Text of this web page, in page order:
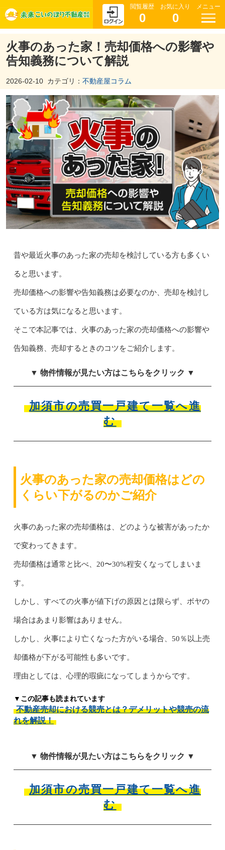
閲覧履歴
0
お気に入り
0
メニュー
火事のあった家！売却価格への影響や
告知義務について解説
2026-02-10 カテゴリ： 不動産屋コラム
昔や最近火事のあった家の売却を検討している方も多くい
ると思います。
売却価格への影響や告知義務は必要なのか、売却を検討し
ている方は気になると思います。
そこで本記事では、火事のあった家の売却価格への影響や
告知義務、売却するときのコツをご紹介します。
▼ 物件情報が見たい方はこちらをクリック ▼
加須市の売買一戸建て一覧へ進
む
火事のあった家の売却価格はどの
くらい下がるのかご紹介
火事のあった家の売却価格は、どのような被害があったか
で変わってきます。
売却価格は通常と比べ、20〜30%程安くなってしまいま
す。
しかし、すべての火事が値下げの原因とは限らず、ボヤの
場合はあまり影響はありません。
しかし、火事により亡くなった方がいる場合、50％以上売
却価格が下がる可能性も多いです。
理由としては、心理的瑕疵になってしまうからです。
▼この記事も読まれています
不動産売却における競売とは？デメリットや競売の流
れを解説！
▼ 物件情報が見たい方はこちらをクリック ▼
加須市の売買一戸建て一覧へ進
む